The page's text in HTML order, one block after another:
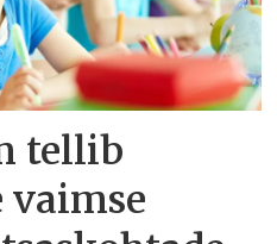
tellib
vaimse